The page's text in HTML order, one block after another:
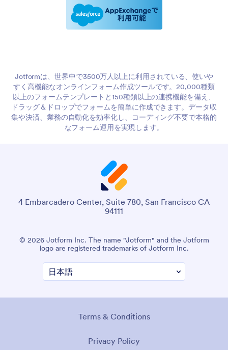
Jotformは、世界中で3500万人以上に利用されている、使いや
すく高機能なオンラインフォーム作成ツールです。20,000種類
以上のフォームテンプレートと150種類以上の連携機能を備え、
ドラッグ＆ドロップでフォームを簡単に作成できます。データ収
集や決済、業務の自動化を効率化し、コーディング不要で本格的
なフォーム運用を実現します。
4 Embarcadero Center, Suite 780, San Francisco CA
94111
© 2026 Jotform Inc. The name "Jotform" and the Jotform
logo are registered trademarks of Jotform Inc.
Terms & Conditions
Privacy Policy